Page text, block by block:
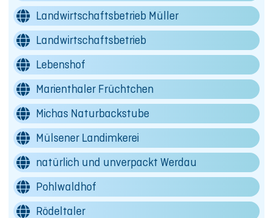
Landwirtschaftsbetrieb Müller
Landwirtschaftsbetrieb
Lebenshof
Marienthaler Früchtchen
Michas Naturbackstube
Mülsener Landimkerei
natürlich und unverpackt Werdau
Pohlwaldhof
Rödeltaler